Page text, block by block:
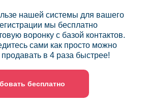
нашей системы для вашего
мы бесплатно
воронку с базой контактов.
сами как просто можно
в 4 раза быстрее!
бесплатно